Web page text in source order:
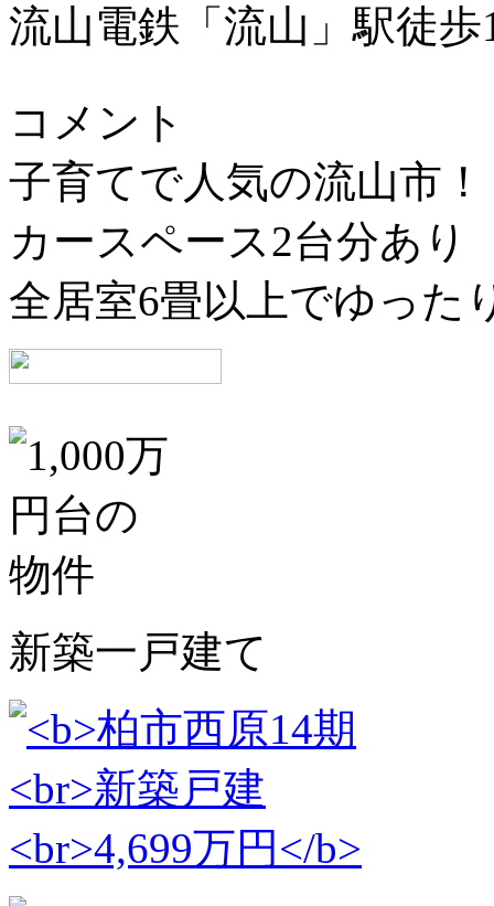
流山電鉄「流山」駅徒歩
コメント
子育てで人気の流山市！
カースペース2台分あり
全居室6畳以上でゆった
新築一戸建て